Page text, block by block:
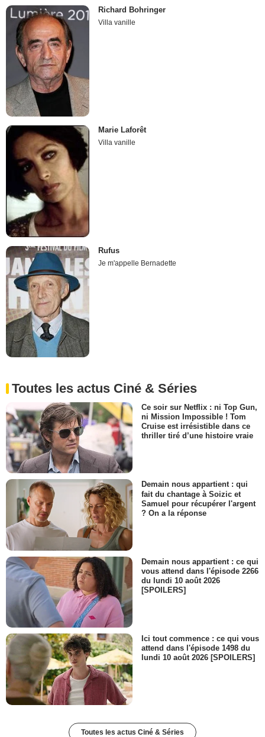
Richard Bohringer
Villa vanille
Marie Laforêt
Villa vanille
Rufus
Je m'appelle Bernadette
Toutes les actus Ciné & Séries
Ce soir sur Netflix : ni Top Gun,
ni Mission Impossible ! Tom
Cruise est irrésistible dans ce
thriller tiré d’une histoire vraie
Demain nous appartient : qui
fait du chantage à Soizic et
Samuel pour récupérer l'argent
? On a la réponse
Demain nous appartient : ce qui
vous attend dans l'épisode 2266
du lundi 10 août 2026
[SPOILERS]
Ici tout commence : ce qui vous
attend dans l'épisode 1498 du
lundi 10 août 2026 [SPOILERS]
Toutes les actus Ciné & Séries